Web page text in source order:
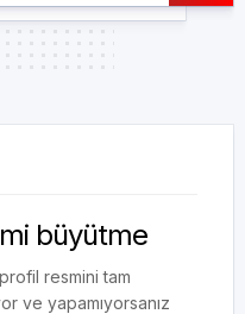
büyütme
resmini tam
ve yapamıyorsanız